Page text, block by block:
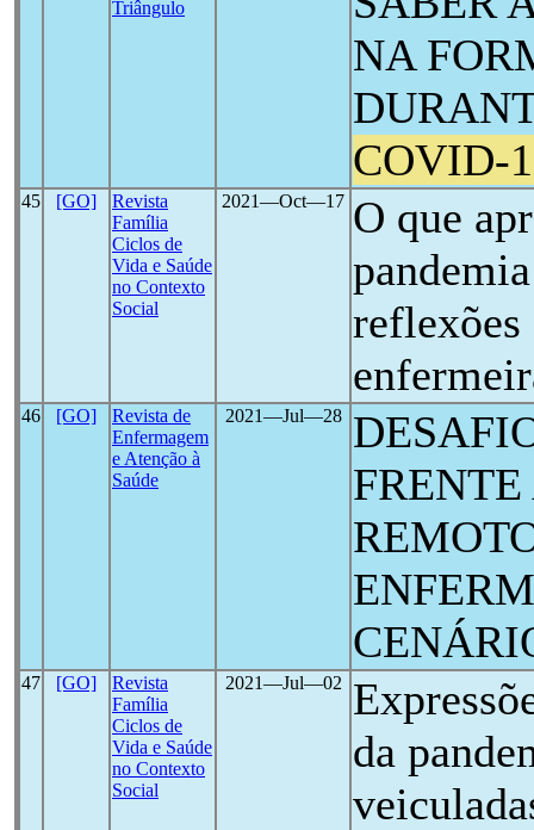
Triângulo
NA
COVID-
45 [GO]
Revista
Família
Ciclos de
Vida e Saúde
no Contexto
Social
2021―Oct―17 O que
reflexões
46 [GO]
Revista de
Enfermagem
e Atenção à
Saúde
2021―Jul―28
47 [GO]
Revista
Família
Ciclos de
Vida e Saúde
no Contexto
Social
2021―Jul―02
da